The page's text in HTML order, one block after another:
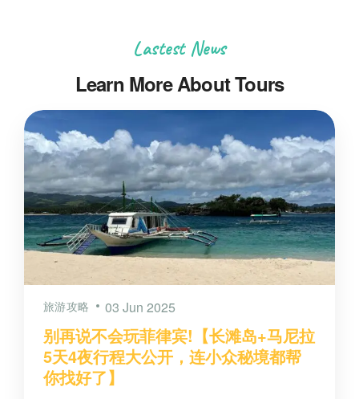
Lastest News
Learn More About Tours
旅游攻略 03 Jun 2025
别再说不会玩菲律宾!【长滩岛+马尼拉
5天4夜行程大公开，连小众秘境都帮
你找好了】